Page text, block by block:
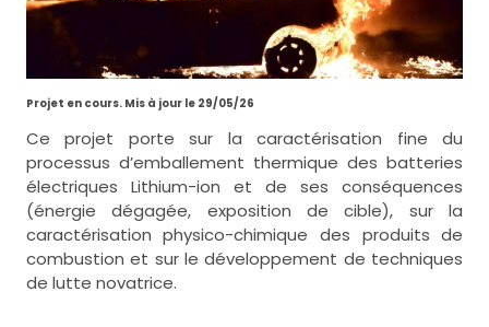
Projet en cours. Mis à jour le 29/05/26
Ce projet porte sur la caractérisation fine du
processus d’emballement thermique des batteries
électriques Lithium-ion et de ses conséquences
(énergie dégagée, exposition de cible), sur la
caractérisation physico-chimique des produits de
combustion et sur le développement de techniques
de lutte novatrice.